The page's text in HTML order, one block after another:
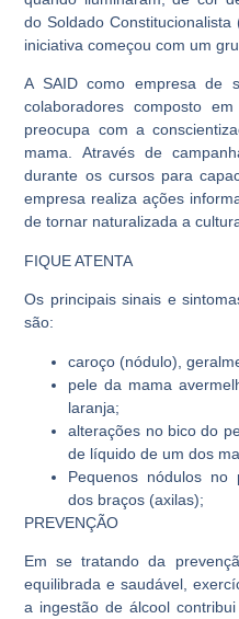
do Soldado
iniciativa começou com um
A SAID como empresa de
colaboradores composto
preocupa com a
mama. Através de
durante os cursos para
empresa realiza ações
de tornar naturalizada a
FIQUE ATENTA
Os principais sinais e
são:
caroço (nódulo),
pele da mama
laranja;
alterações no bico do
de líquido de um dos
Pequenos nódulos no
dos braços (axilas);
PREVENÇÃO
Em se tratando da
equilibrada e saudável,
a ingestão de álcool